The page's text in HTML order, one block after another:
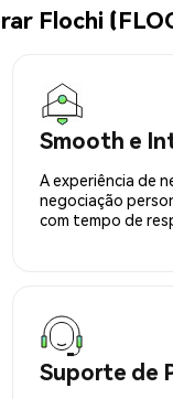
Flochi
Smooth e
A experiência de
negociação
com tempo de
Suporte de